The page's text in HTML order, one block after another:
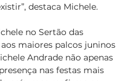
destaca Michele.
no Sertão das
aos maiores palcos juninos
Andrade não apenas
nas festas mais